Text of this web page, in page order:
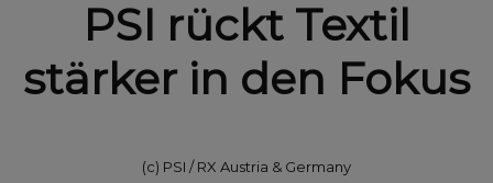
PSI rückt Textil
stärker in den Fokus
(c) PSI / RX Austria & Germany